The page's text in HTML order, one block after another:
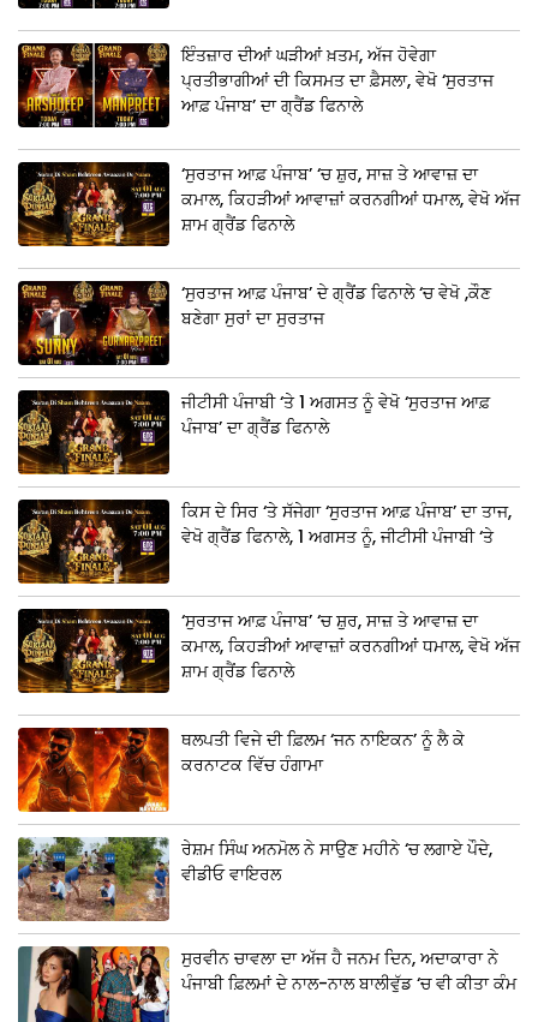
ਇੰਤਜ਼ਾਰ ਦੀਆਂ ਘੜੀਆਂ ਖ਼ਤਮ, ਅੱਜ ਹੋਵੇਗਾ
ਪ੍ਰਤੀਭਾਗੀਆਂ ਦੀ ਕਿਸਮਤ ਦਾ ਫ਼ੈਸਲਾ, ਵੇਖੋ ‘ਸੁਰਤਾਜ
ਆਫ਼ ਪੰਜਾਬ’ ਦਾ ਗ੍ਰੈਂਡ ਫਿਨਾਲੇ
‘ਸੁਰਤਾਜ ਆਫ਼ ਪੰਜਾਬ’ ‘ਚ ਸ਼ੁਰ, ਸਾਜ਼ ਤੇ ਆਵਾਜ਼ ਦਾ
ਕਮਾਲ, ਕਿਹੜੀਆਂ ਆਵਾਜ਼ਾਂ ਕਰਨਗੀਆਂ ਧਮਾਲ, ਵੇਖੋ ਅੱਜ
ਸ਼ਾਮ ਗ੍ਰੈਂਡ ਫਿਨਾਲੇ
‘ਸੁਰਤਾਜ ਆਫ਼ ਪੰਜਾਬ’ ਦੇ ਗ੍ਰੈਂਡ ਫਿਨਾਲੇ ‘ਚ ਵੇਖੋ ,ਕੌਣ
ਬਣੇਗਾ ਸੁਰਾਂ ਦਾ ਸੁਰਤਾਜ
ਜੀਟੀਸੀ ਪੰਜਾਬੀ ‘ਤੇ 1 ਅਗਸਤ ਨੂੰ ਵੇਖੋ ‘ਸੁਰਤਾਜ ਆਫ਼
ਪੰਜਾਬ’ ਦਾ ਗ੍ਰੈਂਡ ਫਿਨਾਲੇ
ਕਿਸ ਦੇ ਸਿਰ ‘ਤੇ ਸੱਜੇਗਾ ‘ਸੁਰਤਾਜ ਆਫ਼ ਪੰਜਾਬ’ ਦਾ ਤਾਜ,
ਵੇਖੋ ਗ੍ਰੈਂਡ ਫਿਨਾਲੇ, 1 ਅਗਸਤ ਨੂੰ, ਜੀਟੀਸੀ ਪੰਜਾਬੀ ‘ਤੇ
‘ਸੁਰਤਾਜ ਆਫ਼ ਪੰਜਾਬ’ ‘ਚ ਸ਼ੁਰ, ਸਾਜ਼ ਤੇ ਆਵਾਜ਼ ਦਾ
ਕਮਾਲ, ਕਿਹੜੀਆਂ ਆਵਾਜ਼ਾਂ ਕਰਨਗੀਆਂ ਧਮਾਲ, ਵੇਖੋ ਅੱਜ
ਸ਼ਾਮ ਗ੍ਰੈਂਡ ਫਿਨਾਲੇ
ਥਲਪਤੀ ਵਿਜੇ ਦੀ ਫ਼ਿਲਮ ‘ਜਨ ਨਾਇਕਨ’ ਨੂੰ ਲੈ ਕੇ
ਕਰਨਾਟਕ ਵਿੱਚ ਹੰਗਾਮਾ
ਰੇਸ਼ਮ ਸਿੰਘ ਅਨਮੋਲ ਨੇ ਸਾਉਣ ਮਹੀਨੇ ‘ਚ ਲਗਾਏ ਪੌਦੇ,
ਵੀਡੀਓ ਵਾਇਰਲ
ਸੁਰਵੀਨ ਚਾਵਲਾ ਦਾ ਅੱਜ ਹੈ ਜਨਮ ਦਿਨ, ਅਦਾਕਾਰਾ ਨੇ
ਪੰਜਾਬੀ ਫ਼ਿਲਮਾਂ ਦੇ ਨਾਲ-ਨਾਲ ਬਾਲੀਵੁੱਡ ‘ਚ ਵੀ ਕੀਤਾ ਕੰਮ